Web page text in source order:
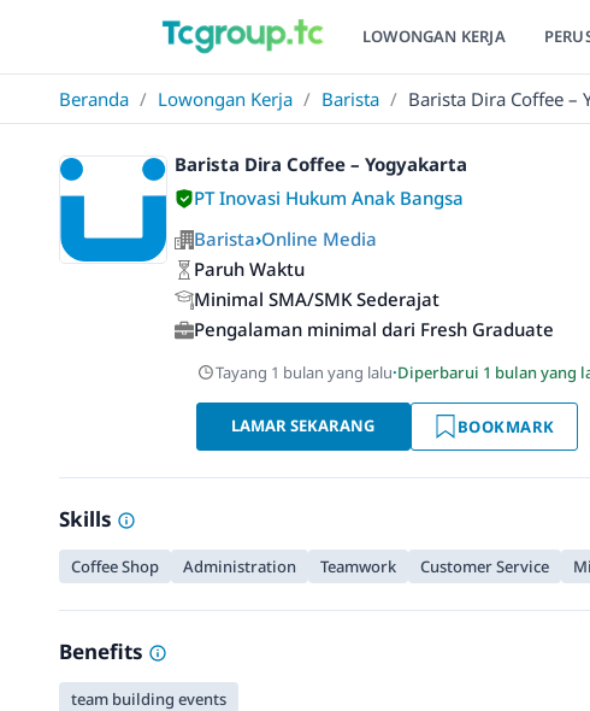
LOWONGAN KERJA
Beranda / Lowongan Kerja / Barista / Barista Dira Coffee –
Barista Dira Coffee – Yogyakarta
PT Inovasi Hukum Anak Bangsa
Barista›Online Media
Paruh Waktu
Minimal SMA/SMK Sederajat
Pengalaman minimal dari Fresh Graduate
Tayang 1 bulan yang lalu·Diperbarui 1 bulan yang
LAMAR SEKARANG BOOKMARK
Skills
Coffee Shop Administration Teamwork Customer Service
Benefits
team building events